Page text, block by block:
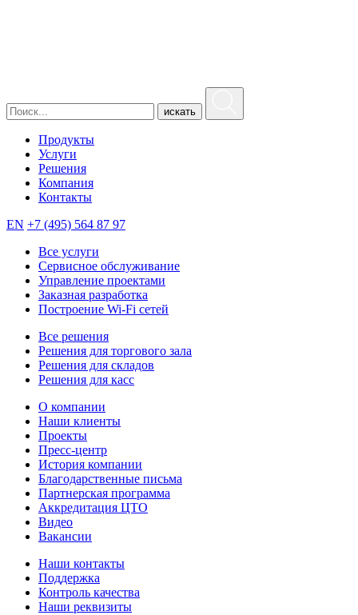
искать
Продукты
Услуги
Решения
Компания
Контакты
EN +7 (495) 564 87 97
Все услуги
Сервисное обслуживание
Управление проектами
Заказная разработка
Построение Wi-Fi сетей
Все решения
Решения для торгового зала
Решения для складов
Решения для касс
О компании
Наши клиенты
Проекты
Пресс-центр
История компании
Благодарственные письма
Партнерская программа
Аккредитация ЦТО
Видео
Вакансии
Наши контакты
Поддержка
Контроль качества
Наши реквизиты